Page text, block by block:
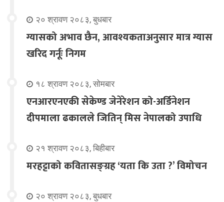
२० श्रावण २०८३, बुधबार
ग्यासको अभाव छैन, आवश्यकताअनुसार मात्र ग्यास
खरिद गर्नूः निगम
१८ श्रावण २०८३, सोमबार
एनआरएनएकी सेकेण्ड जेनेरेशन को-अर्डिनेशन
दीपमाला ढकालले जितिन् मिस नेपालको उपाधि
२१ श्रावण २०८३, बिहीबार
मरहट्टाको कवितासङ्ग्रह ‘यता कि उता ?’ विमोचन
२० श्रावण २०८३, बुधबार